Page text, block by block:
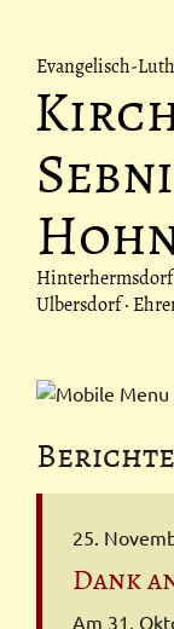
Evangelisch-
Hinterhermsdorf
Ulbersdorf ·
Berichte
25.
Dank
Am 31.